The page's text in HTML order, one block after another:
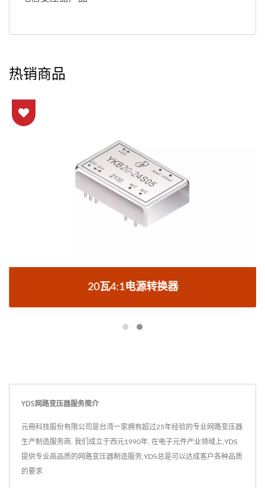
热销商品
20瓦4:1电源转换器
YDS网路变压器服务简介
元冊科技股份有限公司是台湾一家拥有超过25年经验的专业网路变压器
生产制造服务商. 我们成立于西元1990年, 在电子元件产业领域上,YDS
提供专业高品质的网路变压器制造服务,YDS总是可以达成客户各种品质
的要求